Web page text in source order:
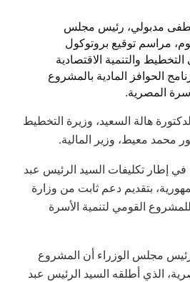
مدبولي، رئيس مجلس
مراسم توقيع بروتوكول
والتنمية الاقتصادية
الحوافز المادية بالمشروع
المصرية.
هالة السعيد، وزيرة التخطيط
محمد معيط، وزير المالية.
في إطار تكليفات السيد الرئيس عبد
بتقديم دعم ثابت من وزارة
القومي لتنمية الأسرة
مجلس الوزراء أن المشروع
الذي أطلقه السيد الرئيس عبد